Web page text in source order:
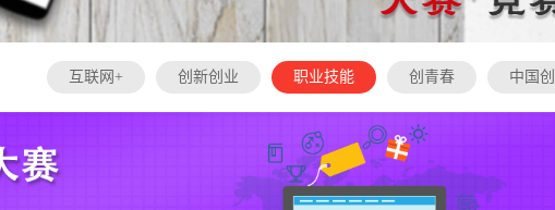
中国
创青春
职业技能
创新创业
互联网+